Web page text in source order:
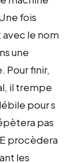
fois
le nom
une
Pour finir,
il trempe
pour s
pas
procèdera
les